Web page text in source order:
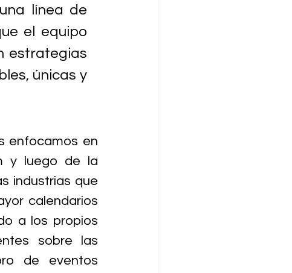
línea de
el equipo
estrategias
únicas y
enfocamos en
y luego de la
industrias que
calendarios
a los propios
sobre las
de eventos